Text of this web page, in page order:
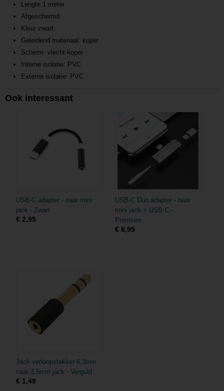
Lengte 1 meter
Afgeschermd
Kleur zwart
Geleidend materiaal: koper
Scherm: vlecht koper
Interne isolatie: PVC
Externe isolatie: PVC
Ook interessant
USB-C adapter - naar mini
jack - Zwart
€ 2,95
USB-C Duo adapter - naar
mini jack + USB-C -
Premium
€ 8,95
Jack verloopstekker 6,3mm
naar 3,5mm jack - Verguld
€ 1,49